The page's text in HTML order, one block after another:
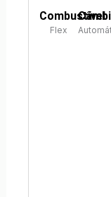
Combustível
Flex